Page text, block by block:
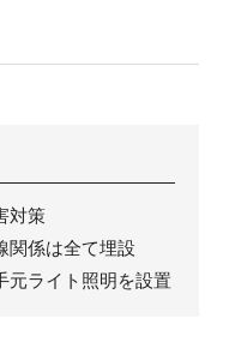
対策
関係は全て埋設
元ライト照明を設置